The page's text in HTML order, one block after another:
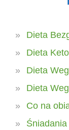
Dieta
Dieta
Dieta
Dieta
Co na